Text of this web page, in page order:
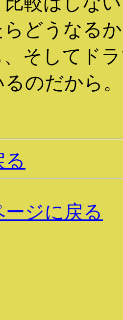
どうなる
、そしてド
のだから。
る
ジに戻る